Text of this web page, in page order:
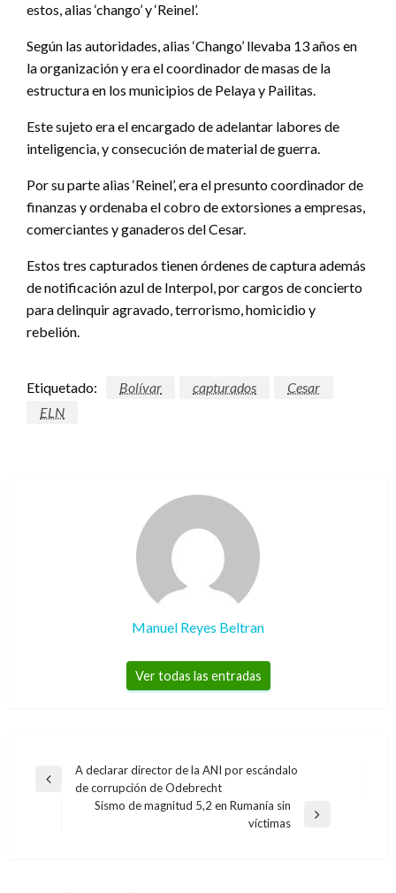
estos, alias ‘chango’ y ‘Reinel’.
Según las autoridades, alias ‘Chango’ llevaba 13 años en
la organización y era el coordinador de masas de la
estructura en los municipios de Pelaya y Pailitas.
Este sujeto era el encargado de adelantar labores de
inteligencia, y consecución de material de guerra.
Por su parte alìas ‘Reinel’, era el presunto coordinador de
finanzas y ordenaba el cobro de extorsiones a empresas,
comerciantes y ganaderos del Cesar.
Estos tres capturados tienen órdenes de captura además
de notificación azul de Interpol, por cargos de concierto
para delinquir agravado, terrorismo, homicidio y
rebelión.
Etiquetado: Bolívar capturados
Cesar
ELN
Manuel Reyes Beltran
Ver todas las entradas
Navegación
Entrada
A declarar director de la ANI por escándalo
de corrupción de Odebrecht
Sismo de magnitud 5,2 en Rumanía sin
víctimas